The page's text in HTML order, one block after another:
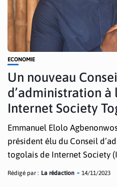
ECONOMIE
Un nouveau
d’administration à
Internet Society
Emmanuel Elolo
président élu du Conseil
togolais de Internet Society
Rédigé par : La rédaction 14/11/2023